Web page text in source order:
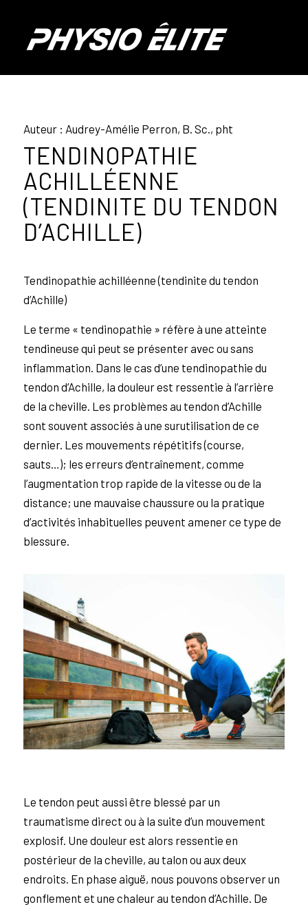
Auteur : Audrey-Amélie Perron, B. Sc., pht
TENDINOPATHIE
ACHILLÉENNE
(TENDINITE DU TENDON
D’ACHILLE)
Tendinopathie achilléenne (tendinite du tendon
d’Achille)
Le terme « tendinopathie » réfère à une atteinte
tendineuse qui peut se présenter avec ou sans
inflammation. Dans le cas d’une tendinopathie du
tendon d’Achille, la douleur est ressentie à l’arrière
de la cheville. Les problèmes au tendon d’Achille
sont souvent associés à une surutilisation de ce
dernier. Les mouvements répétitifs (course,
sauts…); les erreurs d’entraînement, comme
l’augmentation trop rapide de la vitesse ou de la
distance; une mauvaise chaussure ou la pratique
d’activités inhabituelles peuvent amener ce type de
blessure.
Le tendon peut aussi être blessé par un
traumatisme direct ou à la suite d’un mouvement
explosif. Une douleur est alors ressentie en
postérieur de la cheville, au talon ou aux deux
endroits. En phase aiguë, nous pouvons observer un
gonflement et une chaleur au tendon d’Achille. De